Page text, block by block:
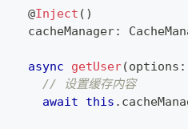
@Inject ( )
  cacheManager
:
async getUser(options :
// 设置缓存内容
await
this .